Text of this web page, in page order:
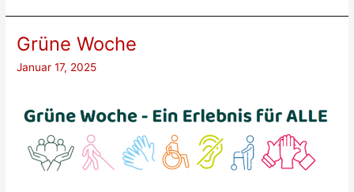
Grüne Woche
Januar 17, 2025